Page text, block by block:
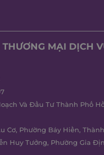
THƯƠNG MẠI DỊCH
Và Đầu Tư Thành Phố
Cơ, Phường Bảy Hiền,
Huy Tưởng, Phường Gia